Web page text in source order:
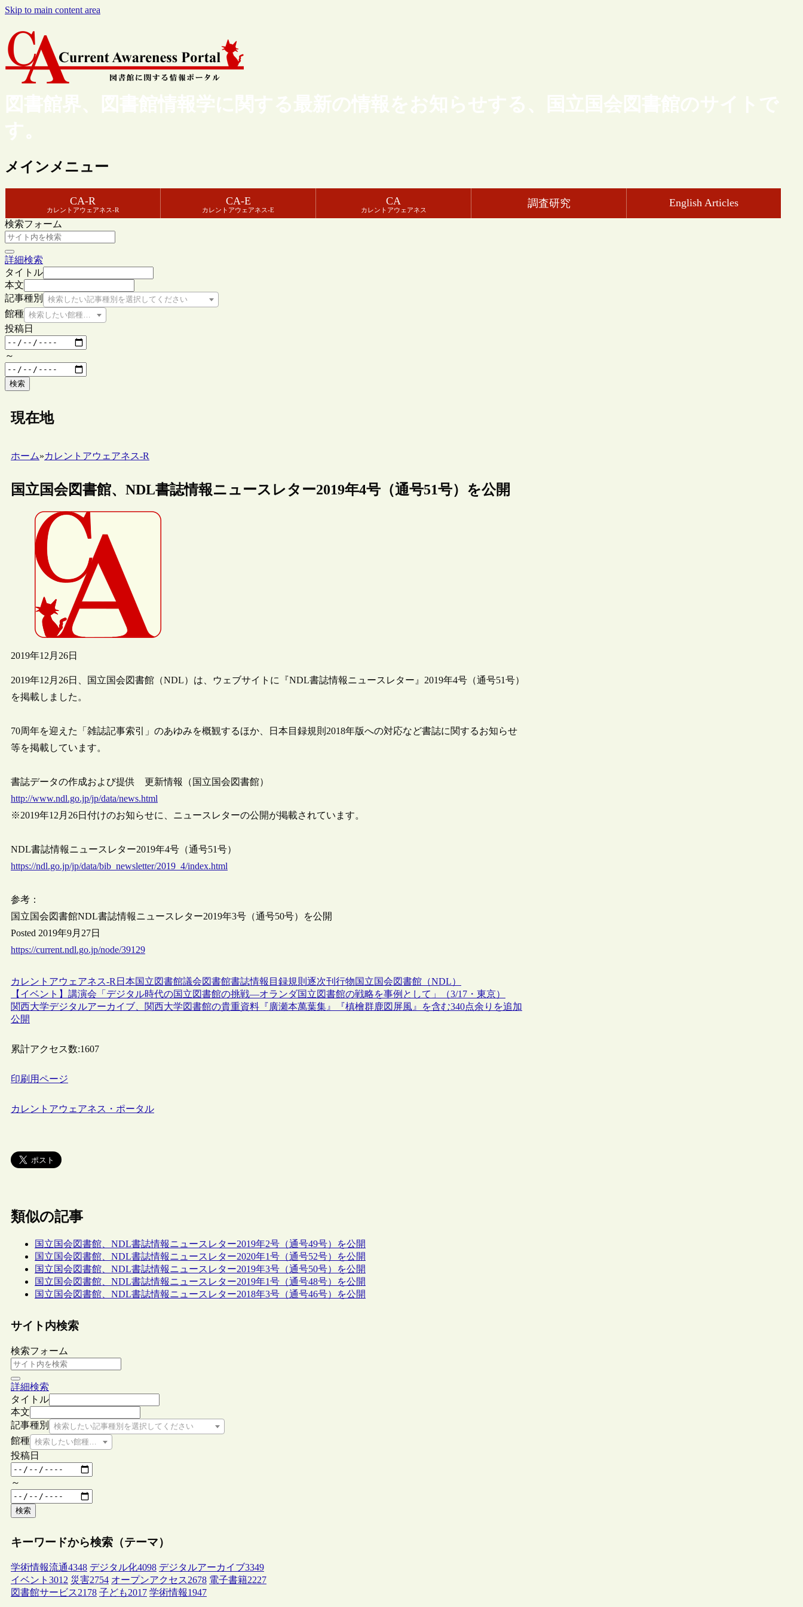
Skip to main content area
図書館界、図書館情報学に関する最新の情報をお知らせする、国立国会図書館のサイトで
す。
メインメニュー
CA-R
カレントアウェアネス-R
CA-E
カレントアウェアネス-E
CA
カレントアウェアネス
調査研究 English Articles
検索フォーム
詳細検索
タイトル
本文
記事種別
検索したい記事種別を選択してください
館種 検索したい館種を選択してください
投稿日
～
検索
現在地
ホーム»カレントアウェアネス-R
国立国会図書館、NDL書誌情報ニュースレター2019年4号（通号51号）を公開
2019年12月26日
2019年12月26日、国立国会図書館（NDL）は、ウェブサイトに『NDL書誌情報ニュースレター』2019年4号（通号51号）
を掲載しました。
70周年を迎えた「雑誌記事索引」のあゆみを概観するほか、日本目録規則2018年版への対応など書誌に関するお知らせ
等を掲載しています。
書誌データの作成および提供 更新情報（国立国会図書館）
http://www.ndl.go.jp/jp/data/news.html
※2019年12月26日付けのお知らせに、ニュースレターの公開が掲載されています。
NDL書誌情報ニュースレター2019年4号（通号51号）
https://ndl.go.jp/jp/data/bib_newsletter/2019_4/index.html
参考：
国立国会図書館NDL書誌情報ニュースレター2019年3号（通号50号）を公開
Posted 2019年9月27日
https://current.ndl.go.jp/node/39129
カレントアウェアネス-R 日本国立図書館議会図書館書誌情報 目録規則 逐次刊行物国立国会図書館（NDL）
【イベント】講演会「デジタル時代の国立図書館の挑戦―オランダ国立図書館の戦略を事例として」（3/17・東京）
関西大学デジタルアーカイブ、関西大学図書館の貴重資料『廣瀬本萬葉集』『槙檜群鹿図屏風』を含む340点余りを追加
公開
累計アクセス数:1607
印刷用ページ
カレントアウェアネス・ポータル
類似の記事
国立国会図書館、NDL書誌情報ニュースレター2019年2号（通号49号）を公開
国立国会図書館、NDL書誌情報ニュースレター2020年1号（通号52号）を公開
国立国会図書館、NDL書誌情報ニュースレター2019年3号（通号50号）を公開
国立国会図書館、NDL書誌情報ニュースレター2019年1号（通号48号）を公開
国立国会図書館、NDL書誌情報ニュースレター2018年3号（通号46号）を公開
サイト内検索
検索フォーム
詳細検索
タイトル
本文
記事種別
検索したい記事種別を選択してください
館種 検索したい館種を選択してください
投稿日
～
検索
キーワードから検索（テーマ）
学術情報流通4348 デジタル化4098 デジタルアーカイブ3349
イベント 3012 災害2754 オープンアクセス2678 電子書籍2227
図書館サービス2178 子ども2017 学術情報1947